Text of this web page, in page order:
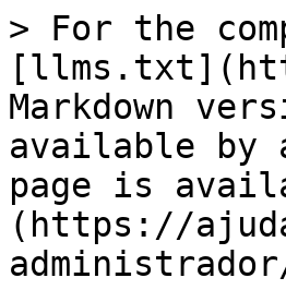
> For the
Markdown
available by
page is
(https://